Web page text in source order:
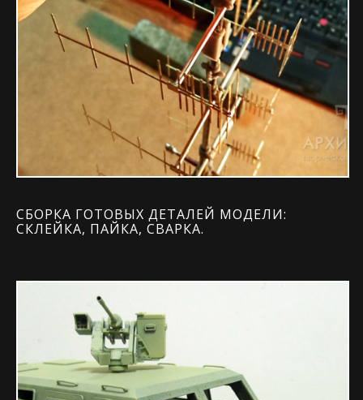
СБОРКА ГОТОВЫХ ДЕТАЛЕЙ МОДЕЛИ:
СКЛЕЙКА, ПАЙКА, СВАРКА.